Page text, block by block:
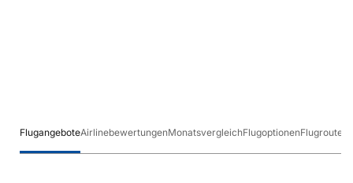
FlugangeboteAirlinebewertungenMonatsvergleichFlugoptionenFlugrouten